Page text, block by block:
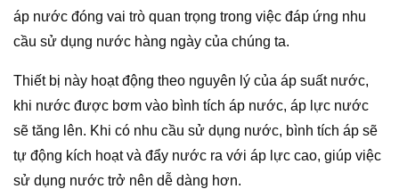
áp nước đóng vai trò quan trọng trong việc đáp ứng nhu
cầu sử dụng nước hàng ngày của chúng ta.
Thiết bị này hoạt động theo nguyên lý của áp suất nước,
khi nước được bơm vào bình tích áp nước, áp lực nước
sẽ tăng lên. Khi có nhu cầu sử dụng nước, bình tích áp sẽ
tự động kích hoạt và đẩy nước ra với áp lực cao, giúp việc
sử dụng nước trở nên dễ dàng hơn.